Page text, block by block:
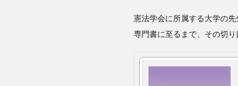
憲法学会に所属する大学の
専門書に至るまで、その切